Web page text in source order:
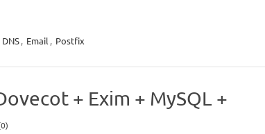
DNS, Email , Postfix
+ Exim + MySQL +